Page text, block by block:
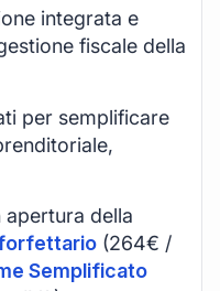
integrata e
fiscale della
per semplificare
apertura della
forfettario (264€ /
Semplificato